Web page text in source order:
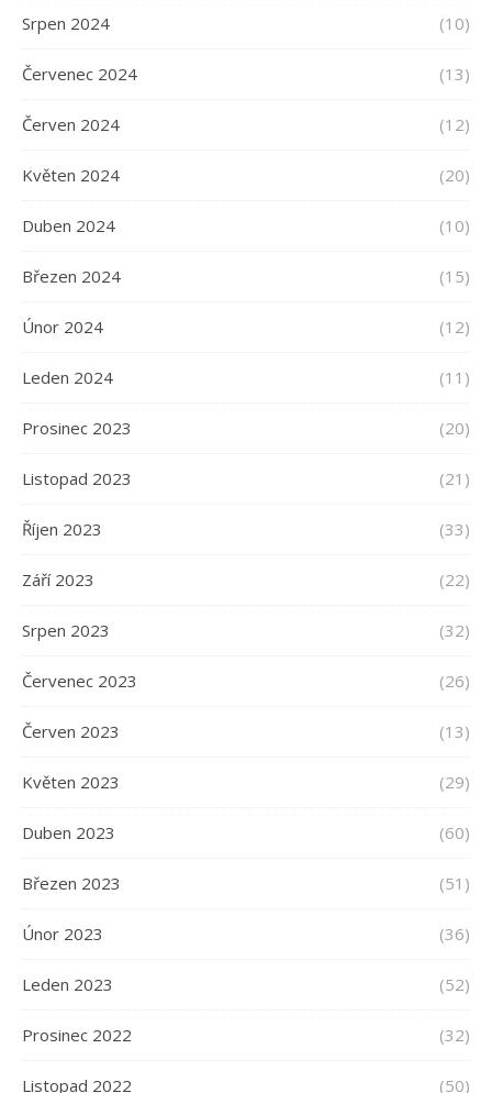
Srpen 2024 (10)
Červenec 2024 (13)
Červen 2024 (12)
Květen 2024 (20)
Duben 2024 (10)
Březen 2024 (15)
Únor 2024 (12)
Leden 2024 (11)
Prosinec 2023 (20)
Listopad 2023 (21)
Říjen 2023 (33)
Září 2023 (22)
Srpen 2023 (32)
Červenec 2023 (26)
Červen 2023 (13)
Květen 2023 (29)
Duben 2023 (60)
Březen 2023 (51)
Únor 2023 (36)
Leden 2023 (52)
Prosinec 2022 (32)
Listopad 2022 (50)